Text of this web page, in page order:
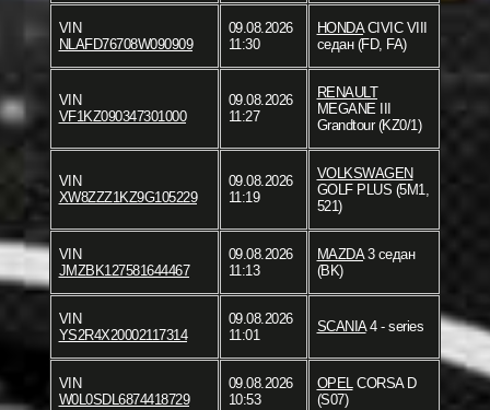
VIN
NLAFD76708W090909
09.08.2026
11:30
HONDACIVIC VIII
седан (FD, FA)
VIN
VF1KZ090347301000
09.08.2026
11:27
RENAULT
MEGANE III
Grandtour (KZ0/1)
VIN
XW8ZZZ1KZ9G105229
09.08.2026
11:19
VOLKSWAGEN
GOLF PLUS (5M1,
521)
VIN
JMZBK127581644467
09.08.2026
11:13
MAZDA3 седан
(BK)
VIN
YS2R4X20002117314
09.08.2026
11:01
SCANIA4 - series
VIN
W0L0SDL6874418729
09.08.2026
10:53
OPELCORSA D
(S07)